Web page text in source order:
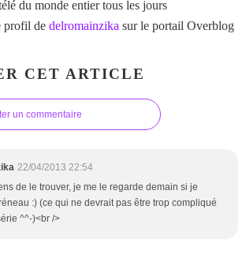
du monde entier tous les jours
profil de delromainzika sur le portail Overblog
CET ARTICLE
un commentaire
22/04/2013 22:54
de le trouver, je me le regarde demain si je
:) (ce qui ne devrait pas être trop compliqué
^^-)<br />